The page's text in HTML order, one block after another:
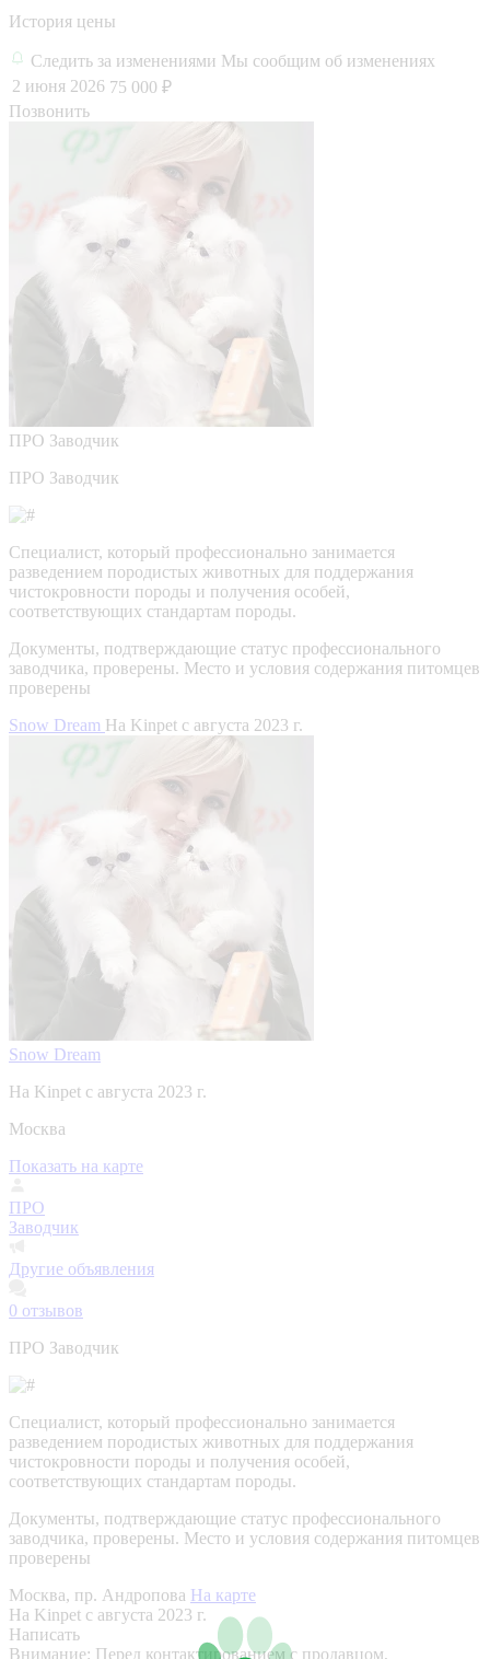
История цены
Следить за изменениями Мы сообщим об изменениях
2 июня 2026 75 000 ₽
Позвонить
ПРО Заводчик
ПРО Заводчик
Специалист, который профессионально занимается
разведением породистых животных для поддержания
чистокровности породы и получения особей,
соответствующих стандартам породы.
Документы, подтверждающие статус профессионального
заводчика, проверены. Место и условия содержания питомцев
проверены
Snow Dream На Kinpet c августа 2023 г.
Snow Dream
На Kinpet c августа 2023 г.
Москва
Показать на карте
ПРО
Заводчик
Другие объявления
0 отзывов
ПРО Заводчик
Специалист, который профессионально занимается
разведением породистых животных для поддержания
чистокровности породы и получения особей,
соответствующих стандартам породы.
Документы, подтверждающие статус профессионального
заводчика, проверены. Место и условия содержания питомцев
проверены
Москва, пр. Андропова На карте
На Kinpet c августа 2023 г.
Написать
Внимание: Перед контактированием с продавцом,